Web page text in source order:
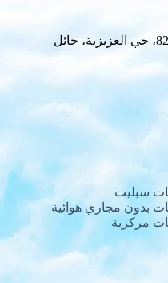
HADA5934، 5934 حافظ إبراهيم، 8265، حي العزيزية، حائل
سبليت
بدون مجاري هوائية
مركزية